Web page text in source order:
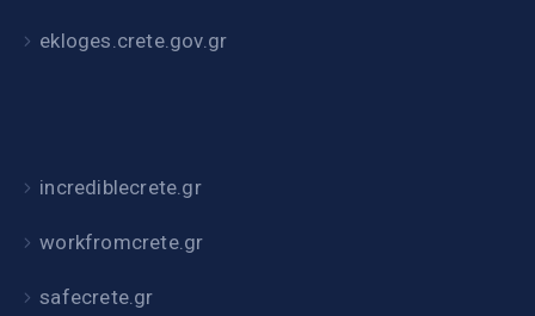
ekloges.crete.gov.gr
incrediblecrete.gr
workfromcrete.gr
safecrete.gr